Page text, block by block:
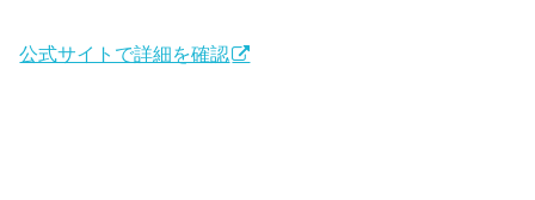
公式サイトで詳細を確認